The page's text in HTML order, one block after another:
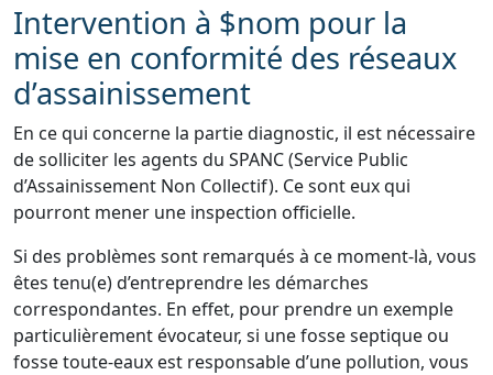
Intervention à $nom pour la
mise en conformité des réseaux
d’assainissement
En ce qui concerne la partie diagnostic, il est nécessaire
de solliciter les agents du SPANC (Service Public
d’Assainissement Non Collectif). Ce sont eux qui
pourront mener une inspection officielle.
Si des problèmes sont remarqués à ce moment-là, vous
êtes tenu(e) d’entreprendre les démarches
correspondantes. En effet, pour prendre un exemple
particulièrement évocateur, si une fosse septique ou
fosse toute-eaux est responsable d’une pollution, vous